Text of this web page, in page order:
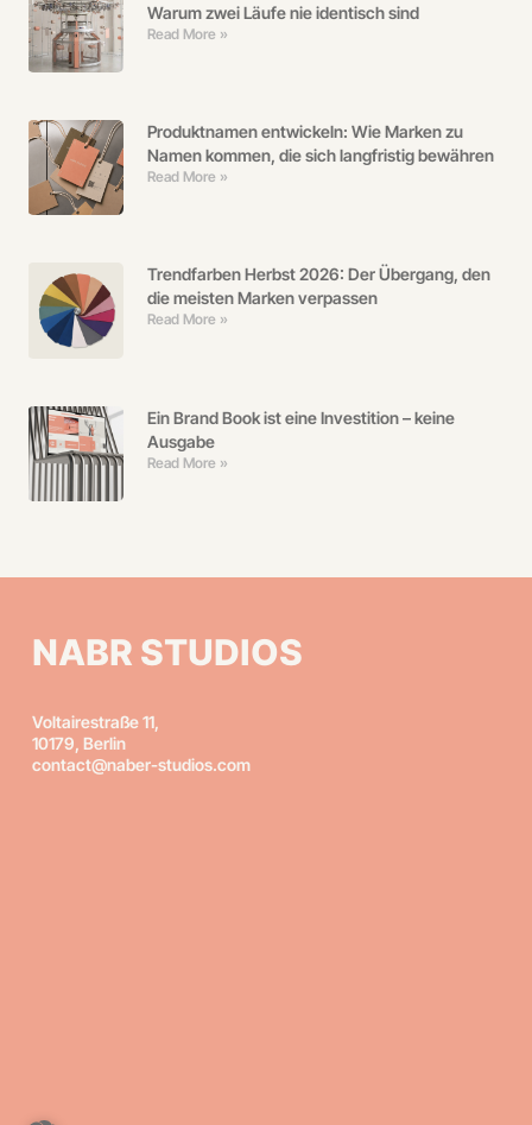
Warum zwei Läufe nie identisch sind
Read More »
Produktnamen entwickeln: Wie Marken zu
Namen kommen, die sich langfristig bewähren
Read More »
Trendfarben Herbst 2026: Der Übergang, den
die meisten Marken verpassen
Read More »
Ein Brand Book ist eine Investition – keine
Ausgabe
Read More »
NABR STUDIOS
Voltairestraße 11,
10179, Berlin
contact@naber-studios.com